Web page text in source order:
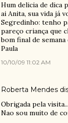
Hum delicia de dica
ai Anita, sua vida já
Segredinho: tenho
pareço criança que
bom final de semana
Paula
10/10/09 11:02 AM
Roberta Mendes
Obrigada pela
Nao sou muito de